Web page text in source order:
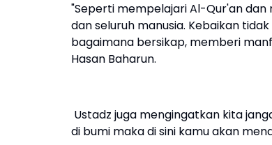
"Seperti mempelajari Al-Qur'an
dan seluruh manusia. Kebaikan
bagaimana bersikap, memberi
Hasan Baharun.
Ustadz juga mengingatkan kita
di bumi maka di sini kamu akan